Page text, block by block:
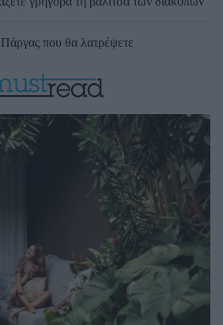
που θα λατρέψετε